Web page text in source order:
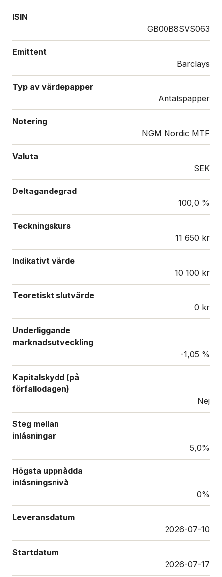
ISIN
GB00B8SVS063
Emittent
Barclays
Typ av värdepapper
Antalspapper
Notering
NGM Nordic MTF
Valuta
SEK
Deltagandegrad
100,0 %
Teckningskurs
11 650 kr
Indikativt värde
10 100 kr
Teoretiskt slutvärde
0 kr
Underliggande
marknadsutveckling
-1,05 %
Kapitalskydd (på
förfallodagen)
Nej
Steg mellan
inlåsningar
5,0%
Högsta uppnådda
inlåsningsnivå
0%
Leveransdatum
2026-07-10
Startdatum
2026-07-17